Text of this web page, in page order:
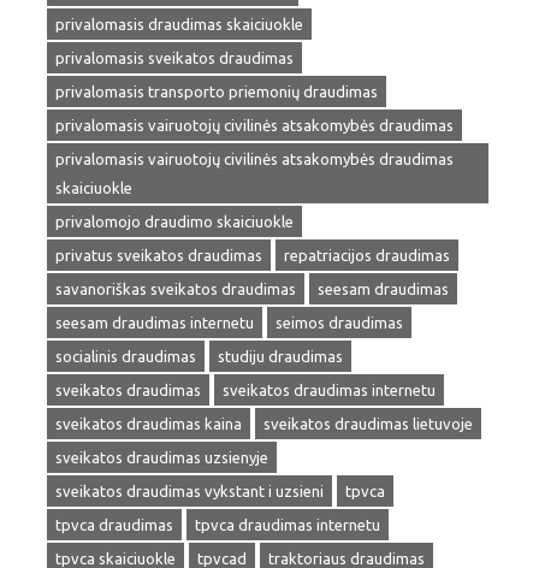
privalomasis draudimas skaiciuokle
privalomasis sveikatos draudimas
privalomasis transporto priemonių draudimas
privalomasis vairuotojų civilinės atsakomybės draudimas
privalomasis vairuotojų civilinės atsakomybės draudimas
skaiciuokle
privalomojo draudimo skaiciuokle
privatus sveikatos draudimas
repatriacijos draudimas
savanoriškas sveikatos draudimas
seesam draudimas
seesam draudimas internetu
seimos draudimas
socialinis draudimas
studiju draudimas
sveikatos draudimas
sveikatos draudimas internetu
sveikatos draudimas kaina
sveikatos draudimas lietuvoje
sveikatos draudimas uzsienyje
sveikatos draudimas vykstant i uzsieni
tpvca
tpvca draudimas
tpvca draudimas internetu
tpvca skaiciuokle
tpvcad
traktoriaus draudimas